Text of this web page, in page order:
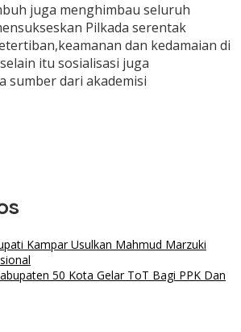
juga menghimbau seluruh
Pilkada serentak
dan kedamaian di
itu sosialisasi juga
sumber dari akademisi
Kampar Usulkan Mahmud Marzuki
50 Kota Gelar ToT Bagi PPK Dan